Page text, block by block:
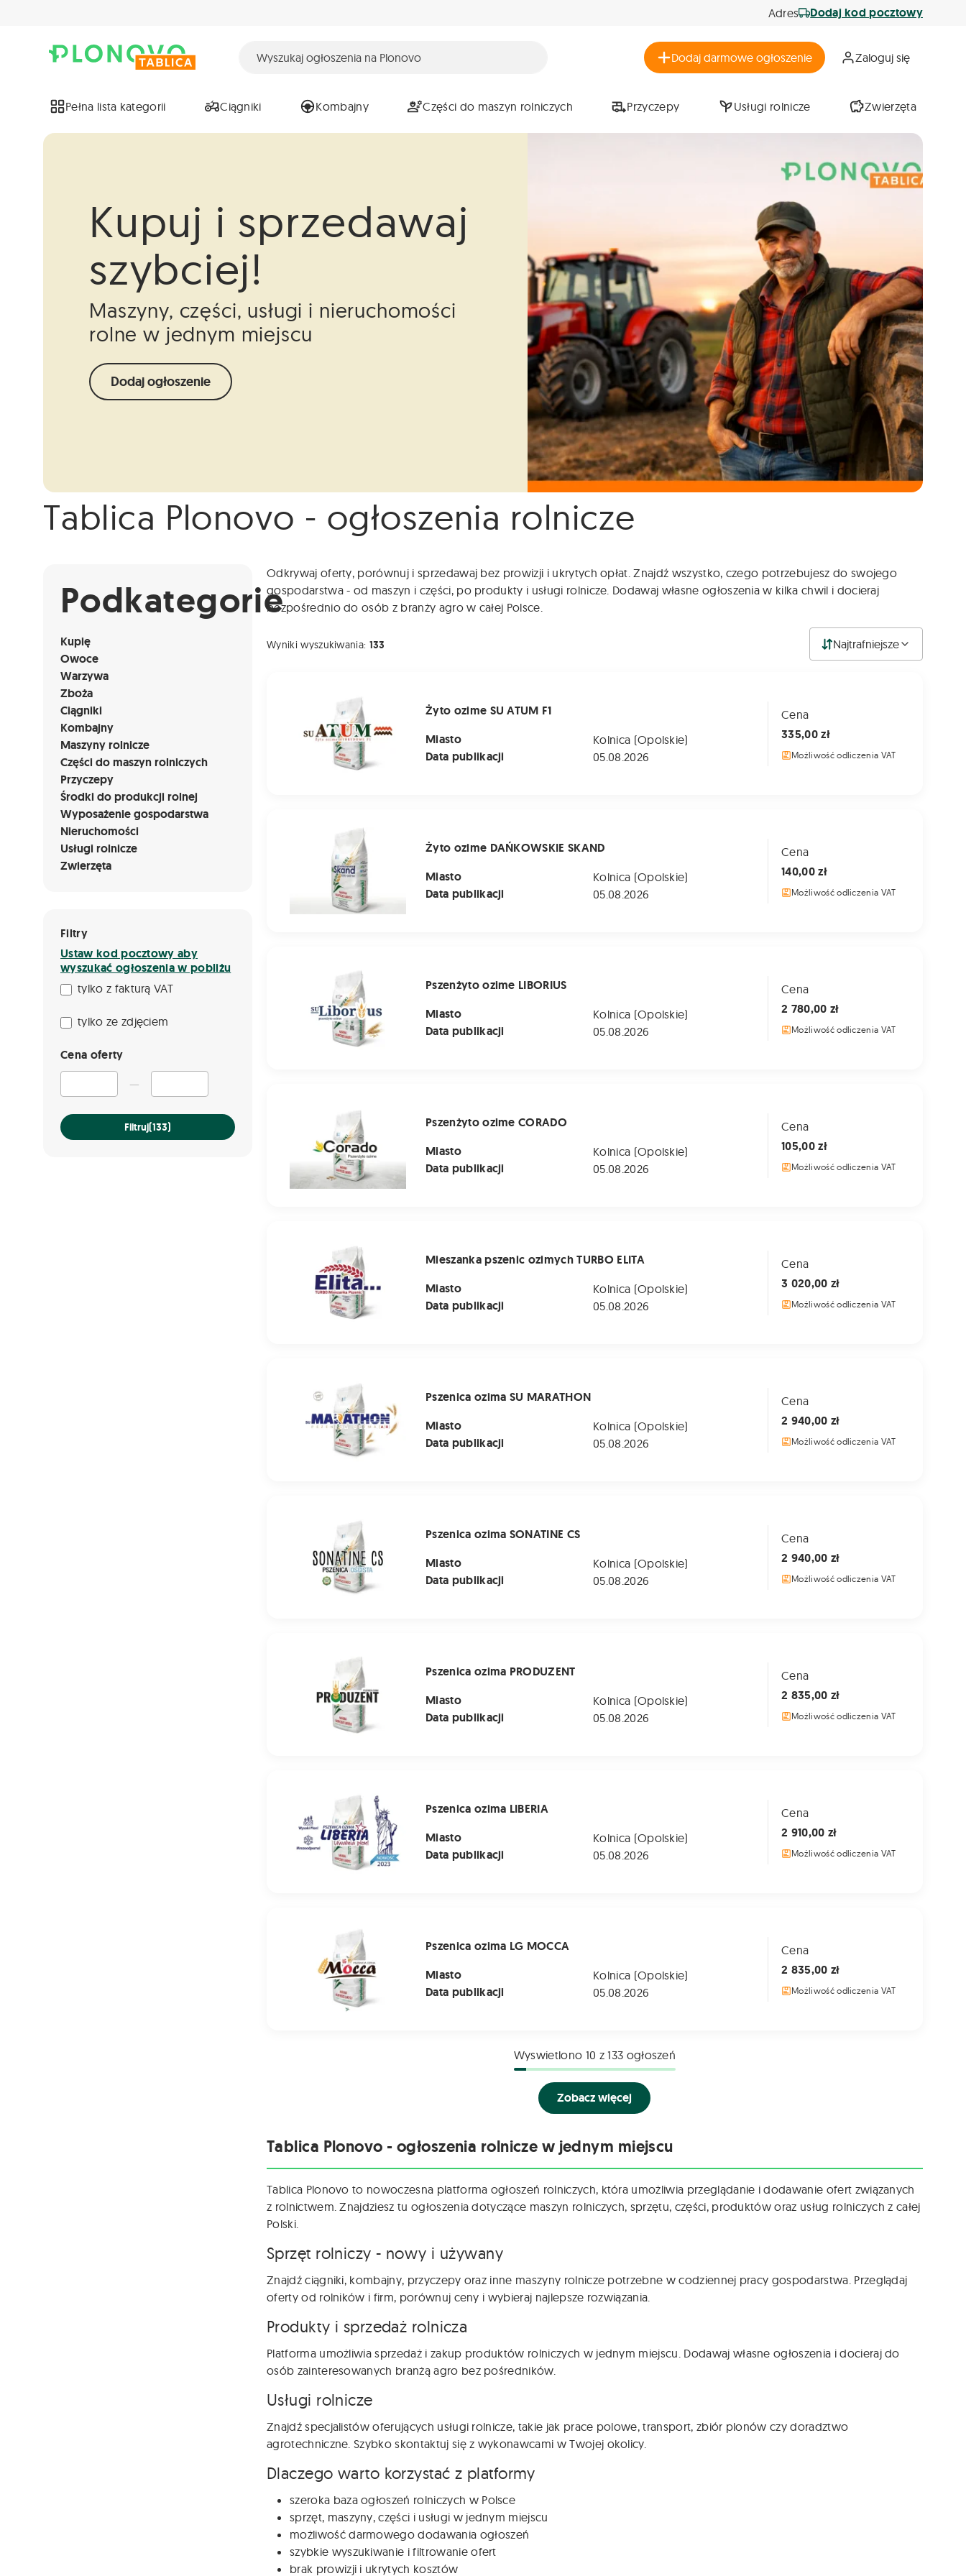
Adres Dodaj kod pocztowy
Dodaj darmowe ogłoszenie Zaloguj się
Pełna lista kategorii Ciągniki Kombajny Części do maszyn rolniczych Przyczepy Usługi rolnicze Zwierzęta
Kupuj i sprzedawaj
szybciej!
Maszyny, części, usługi i nieruchomości
rolne w jednym miejscu
Dodaj ogłoszenie
Info
Niestety ogłoszenie nie jest już dostępne.
Tablica Plonovo - ogłoszenia rolnicze
Podkategorie
Kupię
Owoce
Warzywa
Zboża
Ciągniki
Kombajny
Maszyny rolnicze
Części do maszyn rolniczych
Przyczepy
Środki do produkcji rolnej
Wyposażenie gospodarstwa
Nieruchomości
Usługi rolnicze
Zwierzęta
Filtry
Ustaw kod pocztowy aby
wyszukać ogłoszenia w pobliżu
tylko z fakturą VAT
tylko ze zdjęciem
Cena oferty
—
Filtruj(133)
Odkrywaj oferty, porównuj i sprzedawaj bez prowizji i ukrytych opłat. Znajdź wszystko, czego potrzebujesz do swojego
gospodarstwa - od maszyn i części, po produkty i usługi rolnicze. Dodawaj własne ogłoszenia w kilka chwil i docieraj
bezpośrednio do osób z branży agro w całej Polsce.
Wyniki wyszukiwania: 133 Najtrafniejsze
Żyto ozime SU ATUM F1
Miasto
Kolnica (Opolskie)
Data publikacji 05.08.2026
Cena
335,00 zł
Możliwość odliczenia VAT
Żyto ozime DAŃKOWSKIE SKAND
Miasto
Kolnica (Opolskie)
Data publikacji 05.08.2026
Cena
140,00 zł
Możliwość odliczenia VAT
Pszenżyto ozime LIBORIUS
Miasto
Kolnica (Opolskie)
Data publikacji 05.08.2026
Cena
2 780,00 zł
Możliwość odliczenia VAT
Pszenżyto ozime CORADO
Miasto
Kolnica (Opolskie)
Data publikacji 05.08.2026
Cena
105,00 zł
Możliwość odliczenia VAT
Mieszanka pszenic ozimych TURBO ELITA
Miasto
Kolnica (Opolskie)
Data publikacji 05.08.2026
Cena
3 020,00 zł
Możliwość odliczenia VAT
Pszenica ozima SU MARATHON
Miasto
Kolnica (Opolskie)
Data publikacji 05.08.2026
Cena
2 940,00 zł
Możliwość odliczenia VAT
Pszenica ozima SONATINE CS
Miasto
Kolnica (Opolskie)
Data publikacji 05.08.2026
Cena
2 940,00 zł
Możliwość odliczenia VAT
Pszenica ozima PRODUZENT
Miasto
Kolnica (Opolskie)
Data publikacji 05.08.2026
Cena
2 835,00 zł
Możliwość odliczenia VAT
Pszenica ozima LIBERIA
Miasto
Kolnica (Opolskie)
Data publikacji 05.08.2026
Cena
2 910,00 zł
Możliwość odliczenia VAT
Pszenica ozima LG MOCCA
Miasto
Kolnica (Opolskie)
Data publikacji 05.08.2026
Cena
2 835,00 zł
Możliwość odliczenia VAT
Wyswietlono 10 z 133 ogłoszeń
Zobacz więcej
Tablica Plonovo - ogłoszenia rolnicze w jednym miejscu
Tablica Plonovo to nowoczesna platforma ogłoszeń rolniczych, która umożliwia przeglądanie i dodawanie ofert związanych
z rolnictwem. Znajdziesz tu ogłoszenia dotyczące maszyn rolniczych, sprzętu, części, produktów oraz usług rolniczych z całej
Polski.
Sprzęt rolniczy - nowy i używany
Znajdź ciągniki, kombajny, przyczepy oraz inne maszyny rolnicze potrzebne w codziennej pracy gospodarstwa. Przeglądaj
oferty od rolników i firm, porównuj ceny i wybieraj najlepsze rozwiązania.
Produkty i sprzedaż rolnicza
Platforma umożliwia sprzedaż i zakup produktów rolniczych w jednym miejscu. Dodawaj własne ogłoszenia i docieraj do
osób zainteresowanych branżą agro bez pośredników.
Usługi rolnicze
Znajdź specjalistów oferujących usługi rolnicze, takie jak prace polowe, transport, zbiór plonów czy doradztwo
agrotechniczne. Szybko skontaktuj się z wykonawcami w Twojej okolicy.
Dlaczego warto korzystać z platformy
szeroka baza ogłoszeń rolniczych w Polsce
sprzęt, maszyny, części i usługi w jednym miejscu
możliwość darmowego dodawania ogłoszeń
szybkie wyszukiwanie i filtrowanie ofert
brak prowizji i ukrytych kosztów